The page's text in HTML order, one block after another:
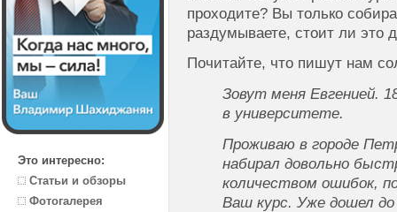
Это интересно:
Статьи и обзоры
Фотогалерея
проходите? Вы только
раздумываете, стоит ли это
Почитайте, что пишут нам
Зовут меня Евгенией.
в университете.
Проживаю в городе
набирал довольно
количеством ошибок,
Ваш курс. Уже дошел до